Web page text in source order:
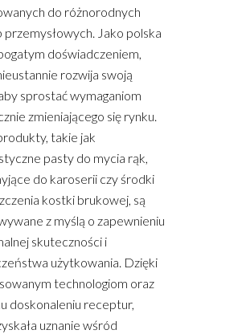
do różnorodnych
Jako polska
doświadczeniem,
rozwija swoją
sprostać wymaganiom
zmieniającego się rynku.
takie jak
pasty do mycia rąk,
do karoserii czy środki
kostki brukowej, są
z myślą o zapewnieniu
skuteczności i
użytkowania. Dzięki
technologiom oraz
doskonaleniu receptur,
uznanie wśród